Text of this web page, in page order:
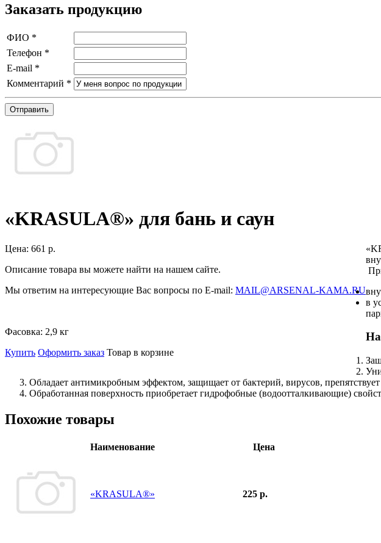
Заказать продукцию
ФИО *
Телефон *
E-mail *
Комментарий *
Отправить
«KRASULA®» для бань и саун
Цена: 661 р.
Описание товара вы можете найти на нашем сайте.
Мы ответим на интересующие Вас вопросы по E-mail: MAIL@ARSENAL-KAMA.RU
Фасовка: 2,9 кг
Купить Оформить заказ Товар в корзине
в
Обладает антимикробным эффектом, защищает от бактерий, вирусов,
Обработанная поверхность приобретает гидрофобные (водоотталкивающие)
Похожие товары
Наименование Цена
«KRASULA®» 225 р.